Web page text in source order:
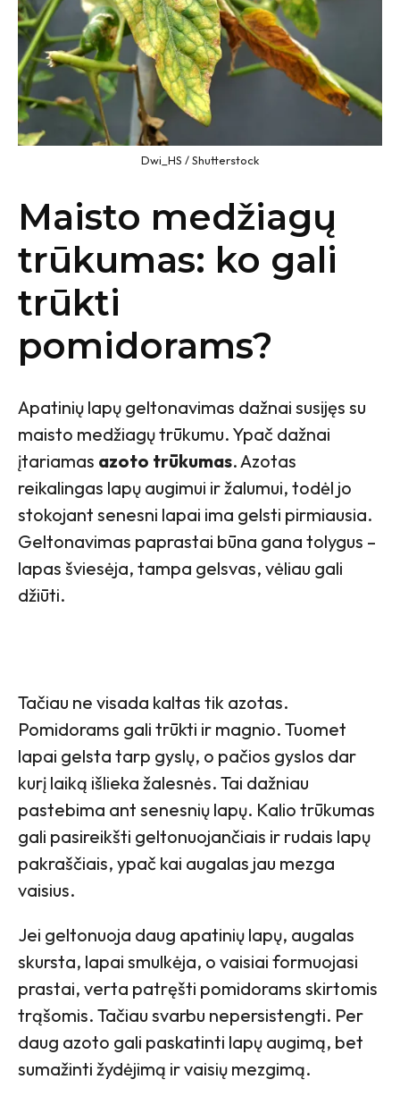
Dwi_HS / Shutterstock
Maisto medžiagų
trūkumas: ko gali
trūkti
pomidorams?
Apatinių lapų geltonavimas dažnai susijęs su
maisto medžiagų trūkumu. Ypač dažnai
įtariamas azoto trūkumas. Azotas
reikalingas lapų augimui ir žalumui, todėl jo
stokojant senesni lapai ima gelsti pirmiausia.
Geltonavimas paprastai būna gana tolygus –
lapas šviesėja, tampa gelsvas, vėliau gali
džiūti.
Tačiau ne visada kaltas tik azotas.
Pomidorams gali trūkti ir magnio. Tuomet
lapai gelsta tarp gyslų, o pačios gyslos dar
kurį laiką išlieka žalesnės. Tai dažniau
pastebima ant senesnių lapų. Kalio trūkumas
gali pasireikšti geltonuojančiais ir rudais lapų
pakraščiais, ypač kai augalas jau mezga
vaisius.
Jei geltonuoja daug apatinių lapų, augalas
skursta, lapai smulkėja, o vaisiai formuojasi
prastai, verta patręšti pomidorams skirtomis
trąšomis. Tačiau svarbu nepersistengti. Per
daug azoto gali paskatinti lapų augimą, bet
sumažinti žydėjimą ir vaisių mezgimą.